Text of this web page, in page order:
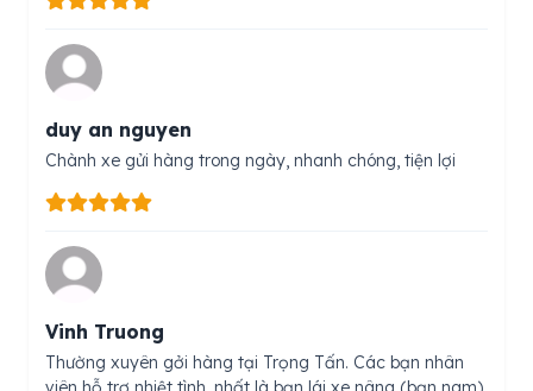
duy an nguyen
Chành xe gửi hàng trong ngày, nhanh chóng, tiện lợi
Vinh Truong
Thường xuyên gởi hàng tại Trọng Tấn. Các bạn nhân